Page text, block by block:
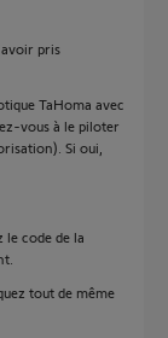
pris
TaHoma avec
vous à le piloter
Si oui,
le code de la
tout de même